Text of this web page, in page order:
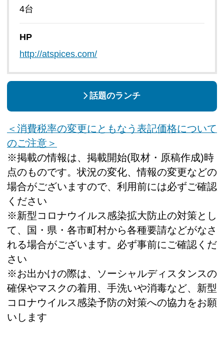
4台
HP
http://atspices.com/
話題のランチ
＜消費税率の変更にともなう表記価格について
のご注意＞
※掲載の情報は、掲載開始(取材・原稿作成)時
点のものです。状況の変化、情報の変更などの
場合がございますので、利用前には必ずご確認
ください
※新型コロナウイルス感染拡大防止の対策とし
て、国・県・各市町村から各種要請などがなさ
れる場合がございます。必ず事前にご確認くだ
さい
※お出かけの際は、ソーシャルディスタンスの
確保やマスクの着用、手洗いや消毒など、新型
コロナウイルス感染予防の対策への協力をお願
いします